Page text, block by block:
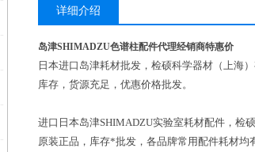
详细介绍
岛津SHIMADZU色谱柱配件代理经销商特惠价
日本进口岛津耗材批发，检硕科学器材（上海
库存，货源充足，优惠价格批发。
进口日本岛津SHIMADZU实验室耗材配件，检
原装正品，库存*批发，各品牌常用配件耗材均